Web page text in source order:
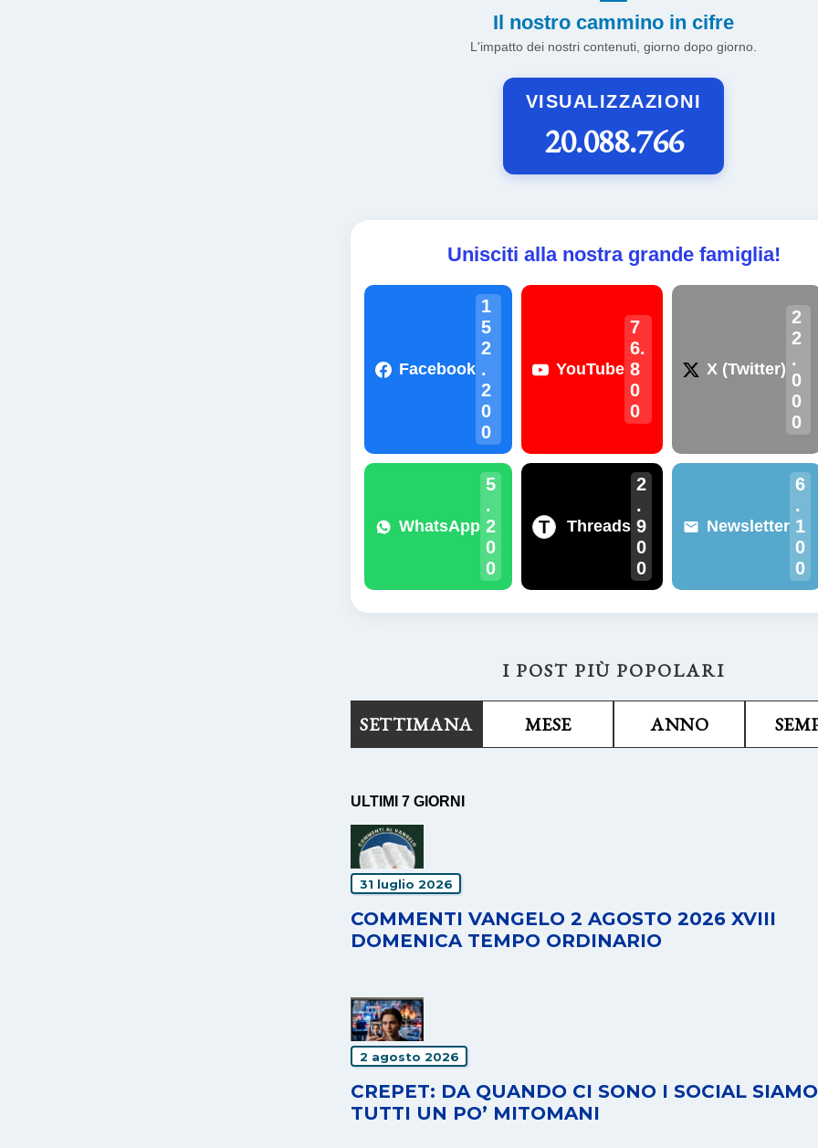
Il nostro cammino in cifre
L'impatto dei nostri contenuti, giorno dopo giorno.
VISUALIZZAZIONI
20.088.766
Unisciti alla nostra grande famiglia!
Facebook
1
5
2
.
2
0
0
YouTube
7
6.
8
0
0
X (Twitter)
2
2
.
0
0
0
WhatsApp
5
.
2
0
0
T Threads
2
.
9
0
0
Newsletter
6
.
1
0
0
I POST PIÙ POPOLARI
SETTIMANA MESE ANNO
ULTIMI 7 GIORNI
31 luglio 2026
COMMENTI VANGELO 2 AGOSTO 2026 XVIII
DOMENICA TEMPO ORDINARIO
2 agosto 2026
CREPET: DA QUANDO CI SONO I SOCIAL SIAMO
TUTTI UN PO’ MITOMANI